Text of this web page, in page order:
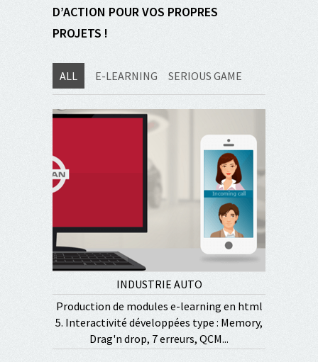
D’ACTION POUR VOS PROPRES
PROJETS !
ALL E-LEARNING SERIOUS GAME
INDUSTRIE AUTO
Production de modules e-learning en html
5. Interactivité développées type : Memory,
Drag'n drop, 7 erreurs, QCM...